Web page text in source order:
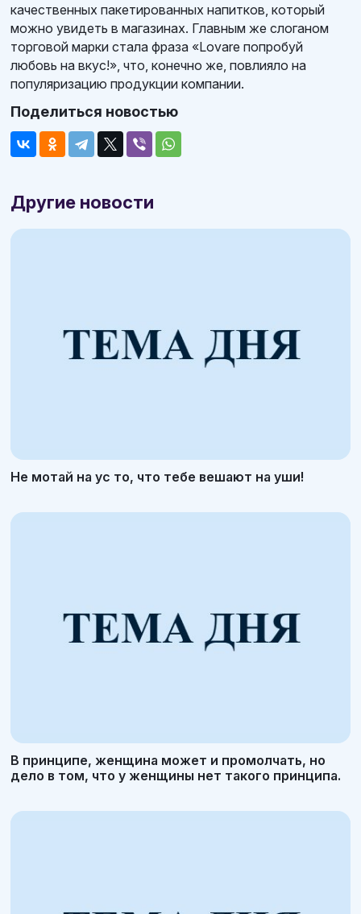
качественных пакетированных напитков, который
можно увидеть в магазинах. Главным же слоганом
торговой марки стала фраза «Lovare попробуй
любовь на вкус!», что, конечно же, повлияло на
популяризацию продукции компании.
Поделиться новостью
Другие новости
Не мотай на ус то, что тебе вешают на уши!
В принципе, женщина может и промолчать, но
дело в том, что у женщины нет такого принципа.